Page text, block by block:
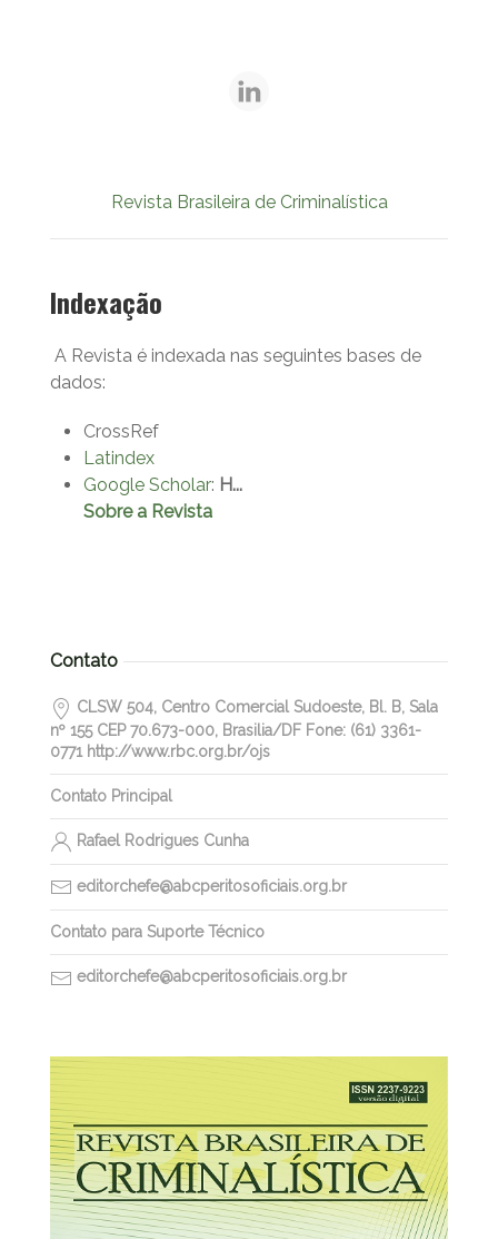
Revista Brasileira de Criminalística
Indexação
A Revista é indexada nas seguintes bases de
dados:
CrossRef
Latindex
Google Scholar: H...
Sobre a Revista
Contato
CLSW 504, Centro Comercial Sudoeste, Bl. B, Sala
nº 155 CEP 70.673-000, Brasilia/DF Fone: (61) 3361-
0771 http://www.rbc.org.br/ojs
Contato Principal
Rafael Rodrigues Cunha
editorchefe@abcperitosoficiais.org.br
Contato para Suporte Técnico
editorchefe@abcperitosoficiais.org.br